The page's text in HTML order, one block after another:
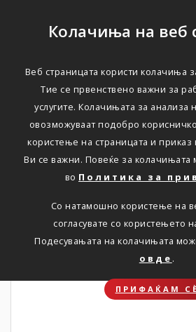
Колачиња на веб
Веб страницата користи колачиња
Тие се првенствено важни за
услугите. Колачињата за анализа
овозможуваат подобро
користење на страницата и
Ви се важни. Повеќе за колачињата
во Политика за
Со натамошно користење на
согласувате со користењето
Подесувањата на колачињата
овде .
ПРИФАЌАМ СЀ
НОВОСТИ
Актуелно
Новости
31. 07. 2026